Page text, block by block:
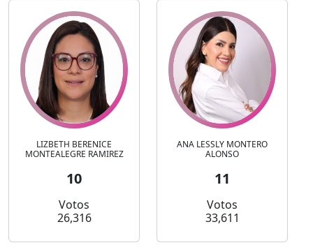
LIZBETH BERENICE
MONTEALEGRE RAMIREZ
10
Votos
26,316
ANA LESSLY MONTERO
ALONSO
11
Votos
33,611